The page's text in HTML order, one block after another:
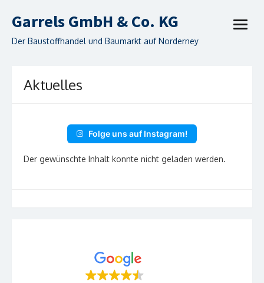
to
Garrels GmbH & Co. KG
Der Baustoffhandel und Baumarkt auf Norderney
open
Aktuelles
Folge uns auf Instagram!
Der gewünschte Inhalt konnte nicht geladen werden.